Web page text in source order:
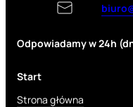
Odpowiadamy w 24h
Start
Strona główna